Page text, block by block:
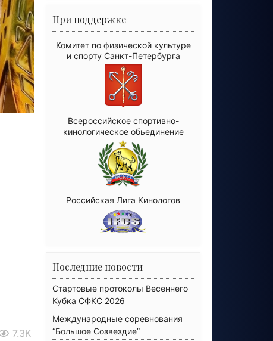
7.3K
При поддержке
Комитет по физической культуре
и спорту Санкт-Петербурга
Всероссийское спортивно-
кинологическое обьединение
Российская Лига Кинологов
Последние новости
Стартовые протоколы Весеннего
Кубка СФКС 2026
Международные соревнования
“Большое Созвездие”